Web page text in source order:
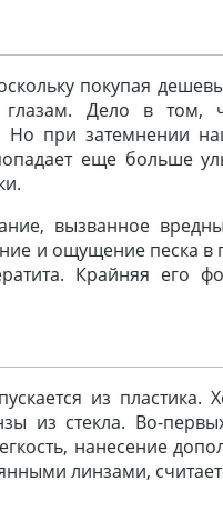
покупая
Дело в том,
Но при затемнении
еще больше
вызванное
и ощущение песка
Крайняя его
из
из стекла. Во-
нанесение
линзами,